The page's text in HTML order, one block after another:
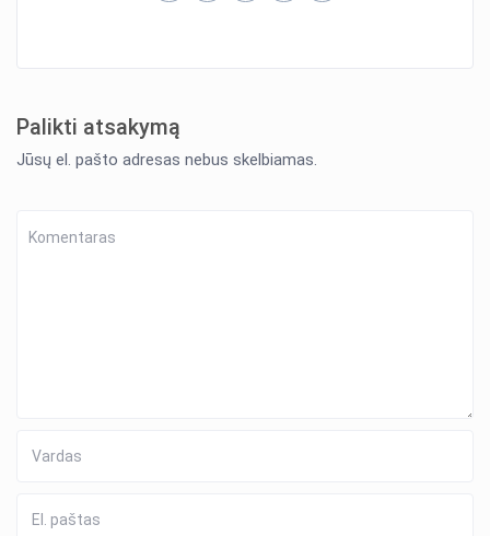
Palikti atsakymą
Jūsų el. pašto adresas nebus skelbiamas.